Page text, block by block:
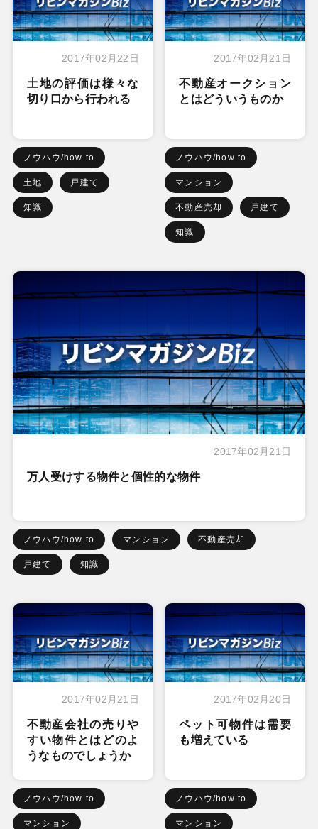
2017年02月22日
土地の評価は様々な
切り口から行われる
ノウハウ/how to
土地 戸建て
知識
2017年02月21日
不動産オークション
とはどういうものか
ノウハウ/how to
マンション
不動産売却 戸建て
知識
2017年02月21日
万人受けする物件と個性的な物件
ノウハウ/how to マンション 不動産売却
戸建て 知識
2017年02月21日
不動産会社の売りや
すい物件とはどのよ
うなものでしょうか
ノウハウ/how to
マンション
2017年02月20日
ペット可物件は需要
も増えている
ノウハウ/how to
マンション